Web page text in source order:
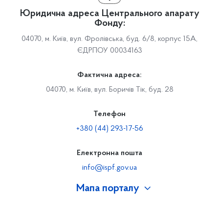
Мапа порталу
Юридична адреса Центрального апарату
Фонду:
04070, м. Київ, вул. Фролівська, буд. 6/8, корпус 15А,
ЄДРПОУ 00034163
Фактична адреса:
04070, м. Київ, вул. Боричів Тік, буд. 28
Телефон
+380 (44) 293-17-56
Електронна пошта
info@ispf.gov.ua